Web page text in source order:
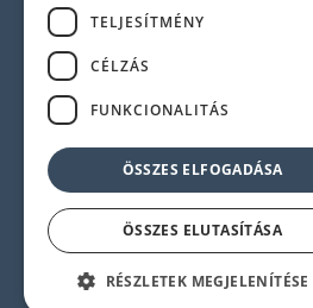
1145 Budapest, Újvilág u. 50-52.
Központi telefonszám:
Szerviz:+36 1 358 6333
Recepció:+36 1 358 6359
© 2024 Minden jog fenntartva!
TELJESÍTMÉNY
CÉLZÁS
FUNKCIONALITÁS
ÖSSZES ELFOGADÁSA
ÖSSZES ELUTASÍTÁSA
RÉSZLETEK MEGJELENÍTÉSE